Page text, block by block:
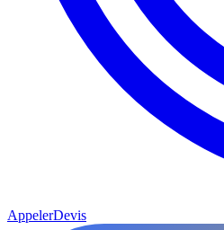
AppelerDevis